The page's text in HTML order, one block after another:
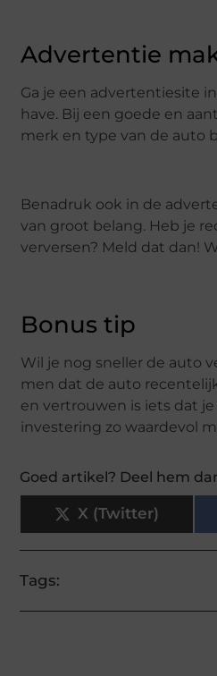
Advertentie
Ga je een advertentiesite
have. Bij een goede en
merk en type van de auto
Benadruk ook in de
van groot belang. Heb je
verversen? Meld dat dan!
Bonus tip
Wil je nog sneller de auto
men dat de auto
en vertrouwen is iets dat
investering zo waardevol
Goed artikel? Deel hem
X (Twitter)
Tags: